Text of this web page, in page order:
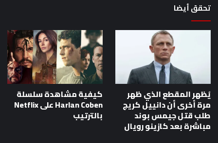
تحقق أيضا
يُظهر المقطع الذي ظهر
مرة أخرى أن دانييل كريج
طلب قتل جيمس بوند
مباشرة بعد كازينو رويال
كيفية مشاهدة سلسلة
Harlan Coben على Netflix
بالترتيب